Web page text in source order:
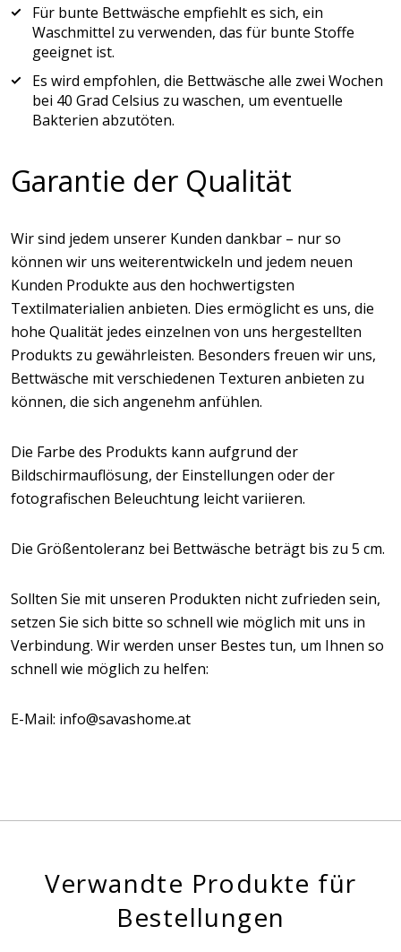
Für bunte Bettwäsche empfiehlt es sich, ein
Waschmittel zu verwenden, das für bunte Stoffe
geeignet ist.
Es wird empfohlen, die Bettwäsche alle zwei Wochen
bei 40 Grad Celsius zu waschen, um eventuelle
Bakterien abzutöten.
Garantie der Qualität
Wir sind jedem unserer Kunden dankbar – nur so
können wir uns weiterentwickeln und jedem neuen
Kunden Produkte aus den hochwertigsten
Textilmaterialien anbieten. Dies ermöglicht es uns, die
hohe Qualität jedes einzelnen von uns hergestellten
Produkts zu gewährleisten. Besonders freuen wir uns,
Bettwäsche mit verschiedenen Texturen anbieten zu
können, die sich angenehm anfühlen.
Die Farbe des Produkts kann aufgrund der
Bildschirmauflösung, der Einstellungen oder der
fotografischen Beleuchtung leicht variieren.
Die Größentoleranz bei Bettwäsche beträgt bis zu 5 cm.
Sollten Sie mit unseren Produkten nicht zufrieden sein,
setzen Sie sich bitte so schnell wie möglich mit uns in
Verbindung. Wir werden unser Bestes tun, um Ihnen so
schnell wie möglich zu helfen:
E-Mail: info@savashome.at
Verwandte Produkte für
Bestellungen